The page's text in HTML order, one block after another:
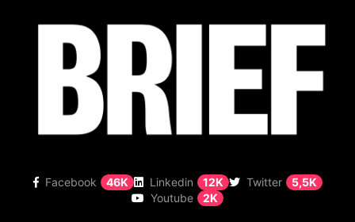
Facebook 46K Linkedin 12K Twitter
5,5K
Youtube
2K